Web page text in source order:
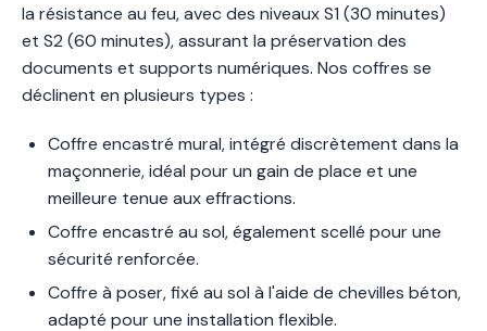
la résistance au feu, avec des niveaux S1 (30 minutes)
et S2 (60 minutes), assurant la préservation des
documents et supports numériques. Nos coffres se
déclinent en plusieurs types :
Coffre encastré mural, intégré discrètement dans la
maçonnerie, idéal pour un gain de place et une
meilleure tenue aux effractions.
Coffre encastré au sol, également scellé pour une
sécurité renforcée.
Coffre à poser, fixé au sol à l'aide de chevilles béton,
adapté pour une installation flexible.